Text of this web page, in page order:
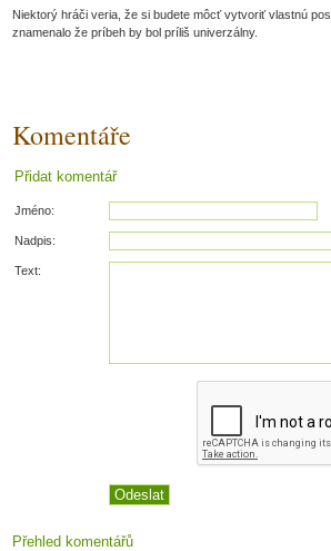
Niektorý hráči veria, že si budete môcť vytvoriť vlastnú
znamenalo že príbeh by bol príliš univerzálny.
Komentáře
Přidat komentář
Jméno:
Nadpis:
Text:
Přehled komentářů